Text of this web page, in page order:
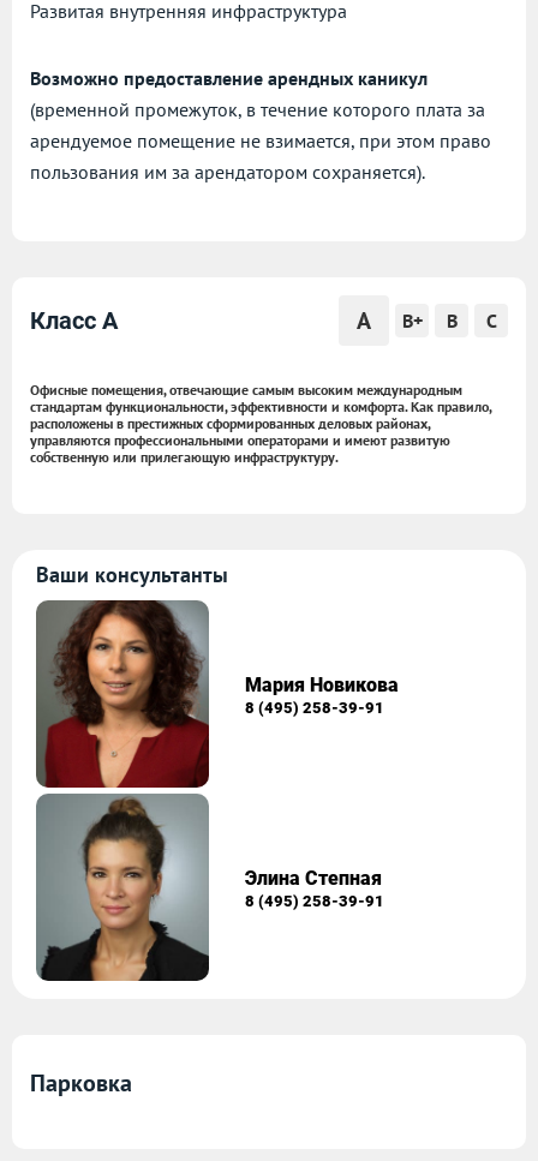
Развитая внутренняя инфраструктура
Возможно предоставление арендных каникул
(временной промежуток, в течение которого плата за
арендуемое помещение не взимается, при этом право
пользования им за арендатором сохраняется).
Класс A A B+ B C
Офисные помещения, отвечающие самым высоким международным
стандартам функциональности, эффективности и комфорта. Как правило,
расположены в престижных сформированных деловых районах,
управляются профессиональными операторами и имеют развитую
собственную или прилегающую инфраструктуру.
Ваши консультанты
Мария Новикова
8 (495) 258-39-91
Элина Степная
8 (495) 258-39-91
Парковка